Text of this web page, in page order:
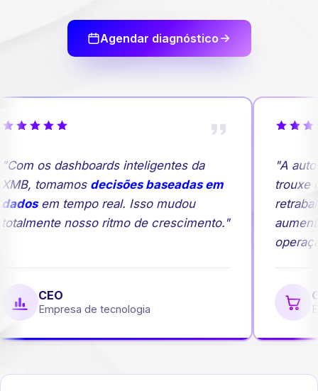
Agendar diagnóstico
os dashboards inteligentes da
tomamosdecisões baseadas em
em tempo real. Isso mudou
nosso ritmo de crescimento."
CEO
Empresa de tecnologia
"A
trouxe